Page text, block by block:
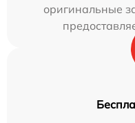
оригинальные